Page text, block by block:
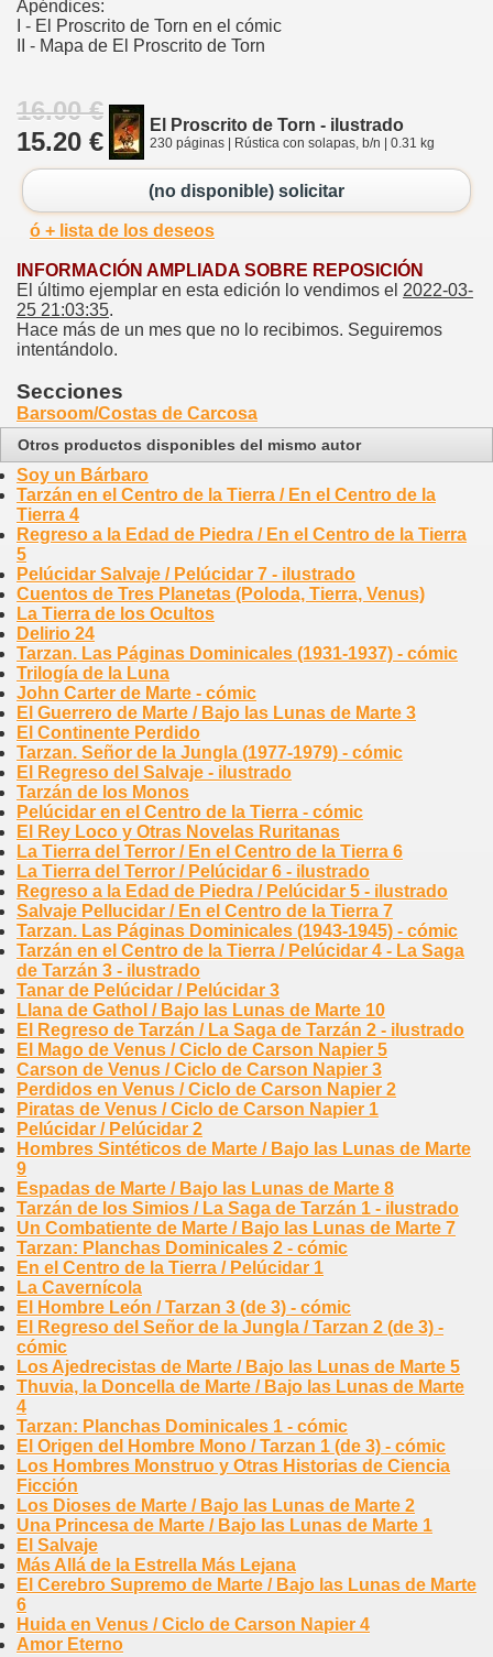
Apéndices:
I - El Proscrito de Torn en el cómic
II - Mapa de El Proscrito de Torn
16.00 €
15.20 €
El Proscrito de Torn - ilustrado
230 páginas | Rústica con solapas, b/n | 0.31 kg
(no disponible) solicitar
ó + lista de los deseos
INFORMACIÓN AMPLIADA SOBRE REPOSICIÓN
El último ejemplar en esta edición lo vendimos el 2022-03-
25 21:03:35.
Hace más de un mes que no lo recibimos. Seguiremos
intentándolo.
Secciones
Barsoom/Costas de Carcosa
Otros productos disponibles del mismo autor
Soy un Bárbaro
Tarzán en el Centro de la Tierra / En el Centro de la
Tierra 4
Regreso a la Edad de Piedra / En el Centro de la Tierra
5
Pelúcidar Salvaje / Pelúcidar 7 - ilustrado
Cuentos de Tres Planetas (Poloda, Tierra, Venus)
La Tierra de los Ocultos
Delirio 24
Tarzan. Las Páginas Dominicales (1931-1937) - cómic
Trilogía de la Luna
John Carter de Marte - cómic
El Guerrero de Marte / Bajo las Lunas de Marte 3
El Continente Perdido
Tarzan. Señor de la Jungla (1977-1979) - cómic
El Regreso del Salvaje - ilustrado
Tarzán de los Monos
Pelúcidar en el Centro de la Tierra - cómic
El Rey Loco y Otras Novelas Ruritanas
La Tierra del Terror / En el Centro de la Tierra 6
La Tierra del Terror / Pelúcidar 6 - ilustrado
Regreso a la Edad de Piedra / Pelúcidar 5 - ilustrado
Salvaje Pellucidar / En el Centro de la Tierra 7
Tarzan. Las Páginas Dominicales (1943-1945) - cómic
Tarzán en el Centro de la Tierra / Pelúcidar 4 - La Saga
de Tarzán 3 - ilustrado
Tanar de Pelúcidar / Pelúcidar 3
Llana de Gathol / Bajo las Lunas de Marte 10
El Regreso de Tarzán / La Saga de Tarzán 2 - ilustrado
El Mago de Venus / Ciclo de Carson Napier 5
Carson de Venus / Ciclo de Carson Napier 3
Perdidos en Venus / Ciclo de Carson Napier 2
Piratas de Venus / Ciclo de Carson Napier 1
Pelúcidar / Pelúcidar 2
Hombres Sintéticos de Marte / Bajo las Lunas de Marte
9
Espadas de Marte / Bajo las Lunas de Marte 8
Tarzán de los Simios / La Saga de Tarzán 1 - ilustrado
Un Combatiente de Marte / Bajo las Lunas de Marte 7
Tarzan: Planchas Dominicales 2 - cómic
En el Centro de la Tierra / Pelúcidar 1
La Cavernícola
El Hombre León / Tarzan 3 (de 3) - cómic
El Regreso del Señor de la Jungla / Tarzan 2 (de 3) -
cómic
Los Ajedrecistas de Marte / Bajo las Lunas de Marte 5
Thuvia, la Doncella de Marte / Bajo las Lunas de Marte
4
Tarzan: Planchas Dominicales 1 - cómic
El Origen del Hombre Mono / Tarzan 1 (de 3) - cómic
Los Hombres Monstruo y Otras Historias de Ciencia
Ficción
Los Dioses de Marte / Bajo las Lunas de Marte 2
Una Princesa de Marte / Bajo las Lunas de Marte 1
El Salvaje
Más Allá de la Estrella Más Lejana
El Cerebro Supremo de Marte / Bajo las Lunas de Marte
6
Huida en Venus / Ciclo de Carson Napier 4
Amor Eterno